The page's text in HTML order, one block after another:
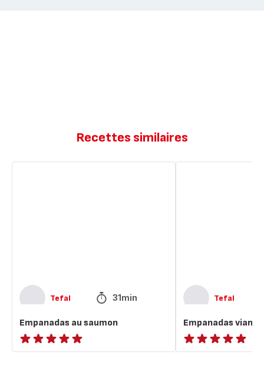
Recettes similaires
Tefal 31min
Empanadas au saumon
ratings.NaN
Tefal
Empanadas
ratings.NaN